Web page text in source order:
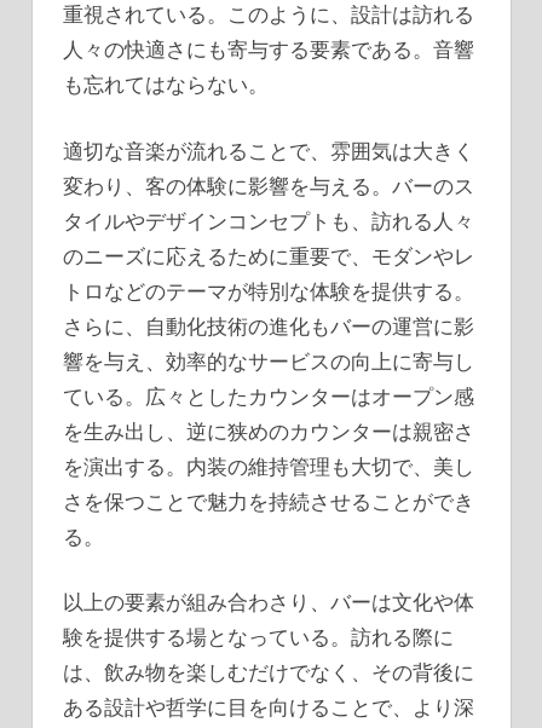
重視されている。このように、設計は訪れる
人々の快適さにも寄与する要素である。音響
も忘れてはならない。
適切な音楽が流れることで、雰囲気は大きく
変わり、客の体験に影響を与える。バーのス
タイルやデザインコンセプトも、訪れる人々
のニーズに応えるために重要で、モダンやレ
トロなどのテーマが特別な体験を提供する。
さらに、自動化技術の進化もバーの運営に影
響を与え、効率的なサービスの向上に寄与し
ている。広々としたカウンターはオープン感
を生み出し、逆に狭めのカウンターは親密さ
を演出する。内装の維持管理も大切で、美し
さを保つことで魅力を持続させることができ
る。
以上の要素が組み合わさり、バーは文化や体
験を提供する場となっている。訪れる際に
は、飲み物を楽しむだけでなく、その背後に
ある設計や哲学に目を向けることで、より深